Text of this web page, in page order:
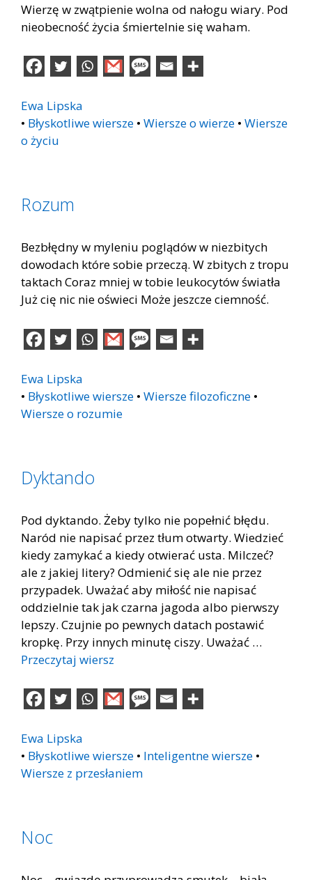
Wierzę w zwątpienie wolna od nałogu wiary. Pod
nieobecność życia śmiertelnie się waham.
Ewa Lipska
• Błyskotliwe wiersze • Wiersze o wierze • Wiersze
o życiu
Rozum
Bezbłędny w myleniu poglądów w niezbitych
dowodach które sobie przeczą. W zbitych z tropu
taktach Coraz mniej w tobie leukocytów światła
Już cię nic nie oświeci Może jeszcze ciemność.
Ewa Lipska
• Błyskotliwe wiersze • Wiersze filozoficzne •
Wiersze o rozumie
Dyktando
Pod dyktando. Żeby tylko nie popełnić błędu.
Naród nie napisać przez tłum otwarty. Wiedzieć
kiedy zamykać a kiedy otwierać usta. Milczeć?
ale z jakiej litery? Odmienić się ale nie przez
przypadek. Uważać aby miłość nie napisać
oddzielnie tak jak czarna jagoda albo pierwszy
lepszy. Czujnie po pewnych datach postawić
kropkę. Przy innych minutę ciszy. Uważać …
Przeczytaj wiersz
Ewa Lipska
• Błyskotliwe wiersze • Inteligentne wiersze •
Wiersze z przesłaniem
Noc